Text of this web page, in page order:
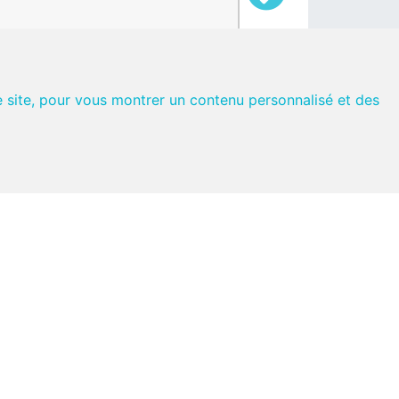
pour vous montrer un contenu personnalisé et des